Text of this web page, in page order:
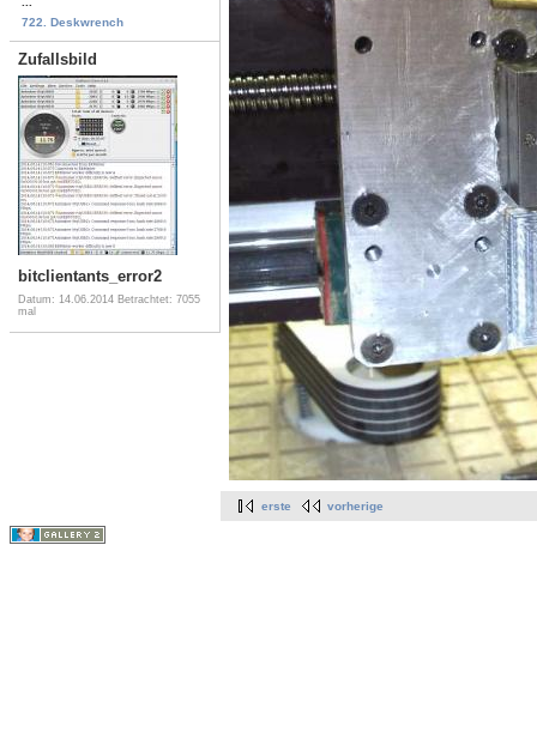
722. Deskwrench
Zufallsbild
bitclientants_error2
Datum: 14.06.2014 Betrachtet: 7055
mal
erste vorherige